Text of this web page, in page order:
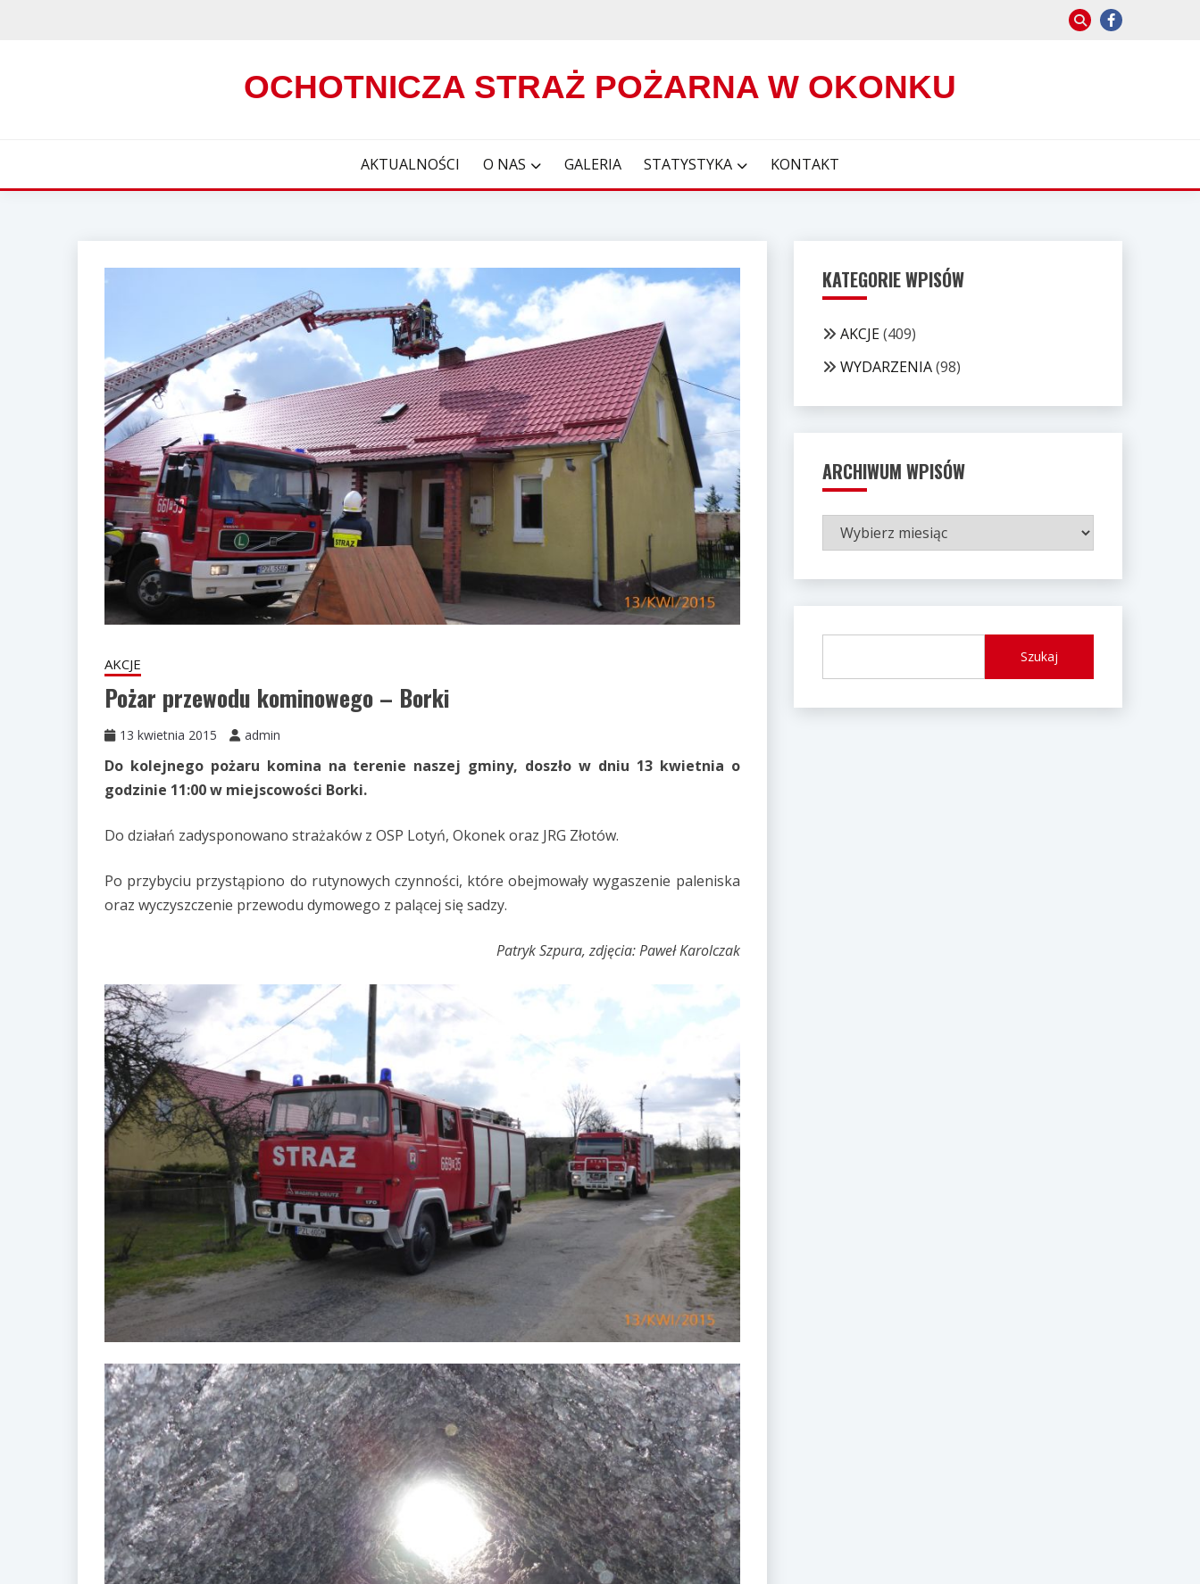
OCHOTNICZA STRAŻ POŻARNA W OKONKU
AKTUALNOŚCI O NAS GALERIA STATYSTYKA KONTAKT
AKCJE
Pożar przewodu kominowego – Borki
13 kwietnia 2015 admin
Do kolejnego pożaru komina na terenie naszej gminy, doszło w dniu 13 kwietnia o
godzinie 11:00 w miejscowości Borki.
Do działań zadysponowano strażaków z OSP Lotyń, Okonek oraz JRG Złotów.
Po przybyciu przystąpiono do rutynowych czynności, które obejmowały wygaszenie paleniska
oraz wyczyszczenie przewodu dymowego z palącej się sadzy.
Patryk Szpura, zdjęcia: Paweł Karolczak
KATEGORIE WPISÓW
AKCJE(409)
WYDARZENIA(98)
ARCHIWUM WPISÓW
ARCHIWUM
WPISÓW
Szukaj